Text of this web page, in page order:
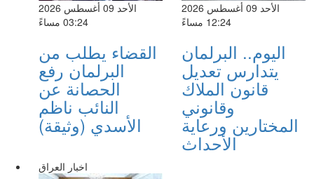
الأحد 09 أغسطس 2026
03:24 مساءً
القضاء يطلب من
البرلمان رفع
الحصانة عن
النائب ناظم
الأسدي (وثيقة)
الأحد 09 أغسطس 2026
12:24 مساءً
اليوم.. البرلمان
يتدارس تعديل
قانون الملاك
وقانوني
المختارين ورعاية
الأحداث
اخبار العراق